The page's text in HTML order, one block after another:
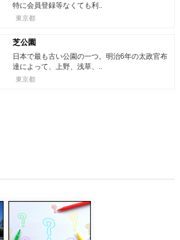
特に会員登録等なくても利..
東京都
芝公園
日本で最も古い公園の一つ。明治6年の太政官布
達によって、上野、浅草、..
東京都